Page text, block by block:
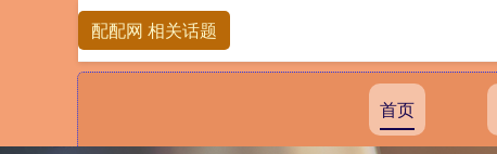
首页
配配网 相关话题